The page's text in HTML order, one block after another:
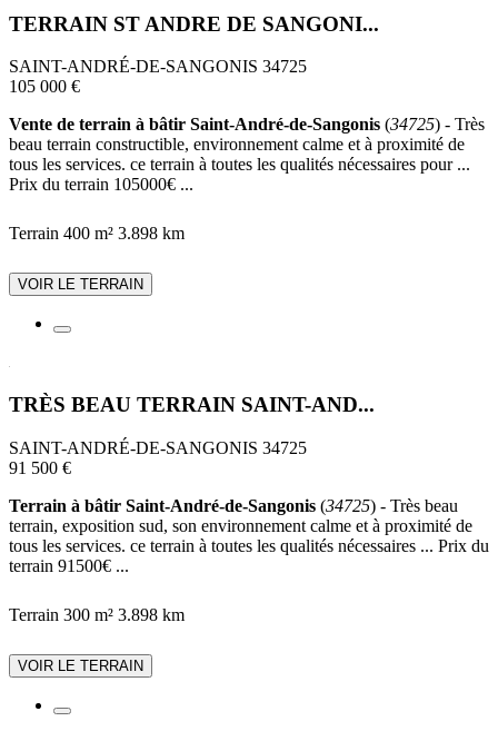
TERRAIN ST ANDRE DE SANGONI...
SAINT-ANDRÉ-DE-SANGONIS 34725
105 000 €
Vente de terrain à bâtir Saint-André-de-Sangonis (34725) - Très
beau terrain constructible, environnement calme et à proximité de
tous les services. ce terrain à toutes les qualités nécessaires pour ...
Prix du terrain 105000€ ...
Terrain 400 m² 3.898 km
VOIR LE TERRAIN
TRÈS BEAU TERRAIN SAINT-AND...
SAINT-ANDRÉ-DE-SANGONIS 34725
91 500 €
Terrain à bâtir Saint-André-de-Sangonis (34725) - Très beau
terrain, exposition sud, son environnement calme et à proximité de
tous les services. ce terrain à toutes les qualités nécessaires ... Prix du
terrain 91500€ ...
Terrain 300 m² 3.898 km
VOIR LE TERRAIN